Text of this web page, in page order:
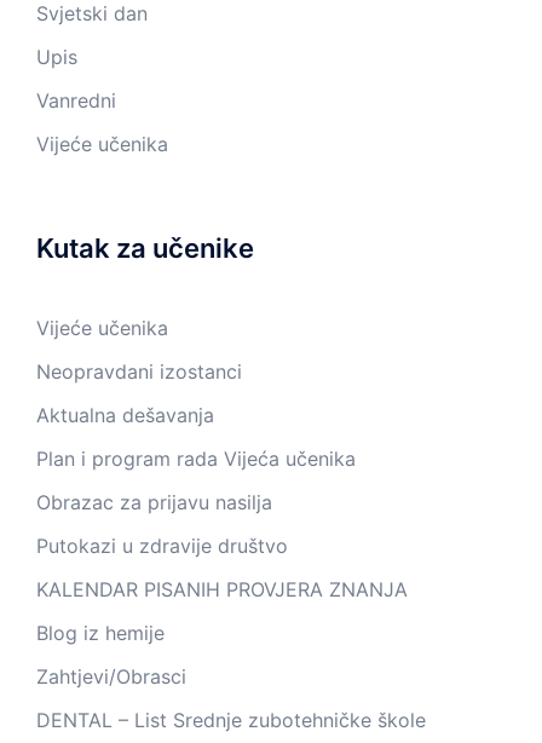
Svjetski dan
Upis
Vanredni
Vijeće učenika
Kutak za učenike
Vijeće učenika
Neopravdani izostanci
Aktualna dešavanja
Plan i program rada Vijeća učenika
Obrazac za prijavu nasilja
Putokazi u zdravije društvo
KALENDAR PISANIH PROVJERA ZNANJA
Blog iz hemije
Zahtjevi/Obrasci
DENTAL – List Srednje zubotehničke škole